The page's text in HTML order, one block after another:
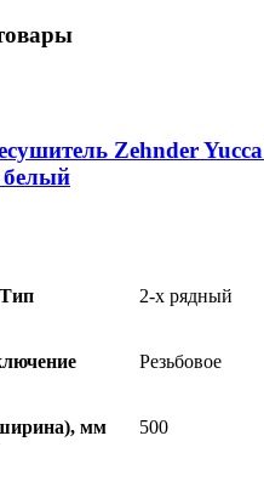
Zehnder
Тип 2-х рядный
Резьбовое
мм 500